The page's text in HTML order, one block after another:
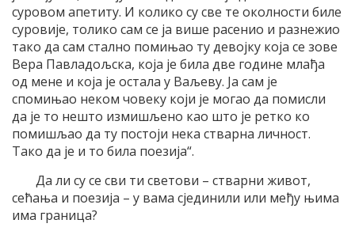
суровом апетиту. И колико су све те околности биле
суровије, толико сам се ја више расенио и разнежио
тако да сам стално помињао ту девојку која се зове
Вера Павладољска, која је била две године млађа
од мене и која је остала у Ваљеву. Ја сам је
спомињао неком човеку који је могао да помисли
да је то нешто измишљено као што је ретко ко
помишљао да ту постоји нека стварна личност.
Тако да је и то била поезија“.
Да ли су се сви ти светови – стварни живот,
сећања и поезија – у вама сјединили или међу њима
има граница?